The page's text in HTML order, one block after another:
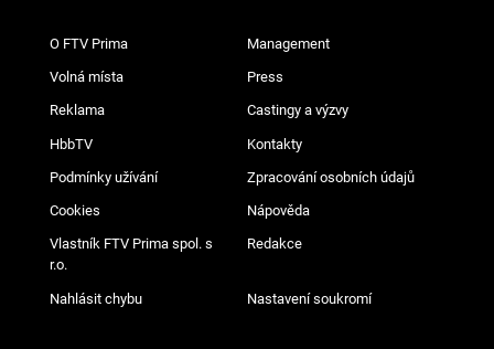
O FTV Prima Management
Volná místa Press
Reklama Castingy a výzvy
HbbTV Kontakty
Podmínky užívání Zpracování osobních údajů
Cookies Nápověda
Vlastník FTV Prima spol. s
r.o.
Redakce
Nahlásit chybu Nastavení soukromí